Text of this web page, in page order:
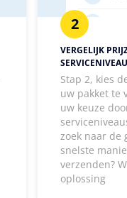
2
VERGELIJK
Stap 2, kies
uw pakket te
uw keuze
zoek naar de
snelste
verzenden?
oplossing